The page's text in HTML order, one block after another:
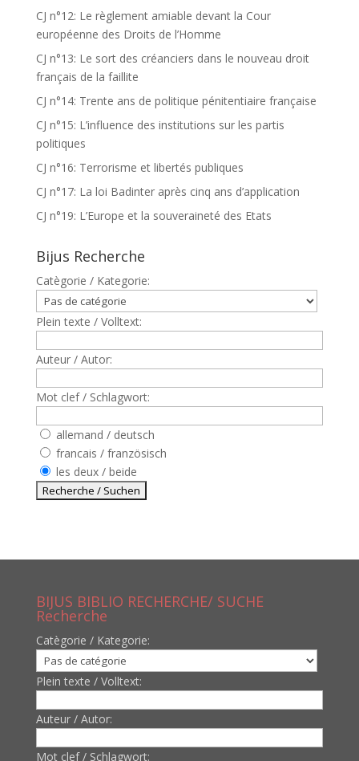
CJ n°12: Le règlement amiable devant la Cour
européenne des Droits de l’Homme
CJ n°13: Le sort des créanciers dans le nouveau droit
français de la faillite
CJ n°14: Trente ans de politique pénitentiaire française
CJ n°15: L’influence des institutions sur les partis
politiques
CJ n°16: Terrorisme et libertés publiques
CJ n°17: La loi Badinter après cinq ans d’application
CJ n°19: L’Europe et la souveraineté des Etats
Bijus Recherche
Catègorie / Kategorie:
Plein texte / Volltext:
Auteur / Autor:
Mot clef / Schlagwort:
allemand / deutsch
francais / französisch
les deux / beide
BIJUS BIBLIO RECHERCHE/ SUCHE
Recherche
Catègorie / Kategorie:
Plein texte / Volltext:
Auteur / Autor:
Mot clef / Schlagwort: